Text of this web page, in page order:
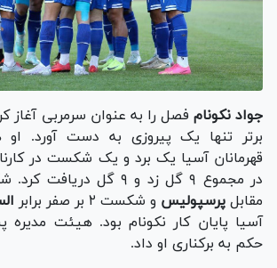
جواد نکونام
برتر تنها یک پیروزی به دست آورد.
قهرمانان آسیا یک برد و یک شکست در
در مجموع ۹ گل زد و ۹ گل
مقابل پرسپولیس و شکست ۲ بر صفر برابر
آسیا پایان کار نکونام بود. هیئت مدیره
حکم به برکناری او داد.